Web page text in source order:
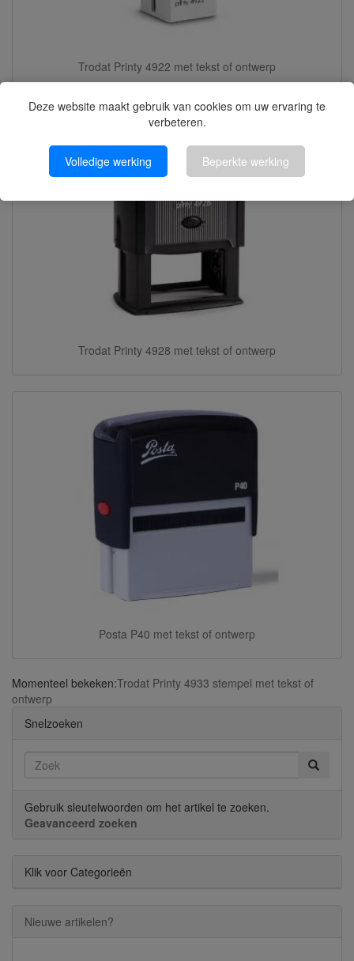
Deze website maakt gebruik van cookies om uw ervaring te
verbeteren.
Volledige werking Beperkte werking
Trodat Printy 4922 met tekst of ontwerp
Trodat Printy 4928 met tekst of ontwerp
Posta P40 met tekst of ontwerp
Momenteel bekeken:Trodat Printy 4933 stempel met tekst of
ontwerp
Snelzoeken
Gebruik sleutelwoorden om het artikel te zoeken.
Geavanceerd zoeken
Klik voor Categorieën
Nieuwe artikelen?